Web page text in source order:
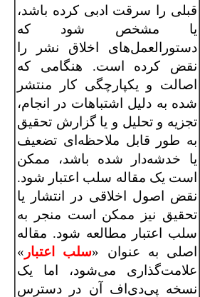
قبلی را سرقت ادبی کرده باشد،
یا مشخص شود که
دستورالعمل‌های اخلاق نشر را
نقض کرده است. هنگامی که
اصالت و یکپارچگی کار منتشر
شده به دلیل اشتباهات در انجام،
تجزیه و تحلیل و یا گزارش تحقیق
به طور قابل ملاحظه‌ای تضعیف
یا خدشه‌دار شده باشد، ممکن
است یک مقاله سلب اعتبار شود.
نقض اصول اخلاقی در انتشار یا
تحقیق نیز ممکن است منجر به
سلب اعتبار مطالعه شود. مقاله
اصلی به عنوان «سلب اعتبار »
علامت‌گذاری می‌شود، اما یک
نسخه پی‌دی‌اف آن در دسترس